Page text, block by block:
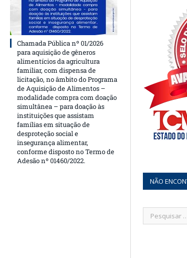
Chamada Pública nº 01/2026
para aquisição de gêneros
alimentícios da agricultura
familiar, com dispensa de
licitação, no âmbito do Programa
de Aquisição de Alimentos –
modalidade compra com doação
simultânea – para doação às
instituições que assistam
famílias em situação de
desproteção social e
insegurança alimentar,
conforme disposto no Termo de
Adesão nº 01460/2022.
NÃO